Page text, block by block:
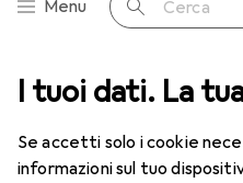
I tuoi dati. La
Se accetti solo i cookie
informazioni sul tuo
Menu Cerca
Tutte le categorie Sport
E-mobility +